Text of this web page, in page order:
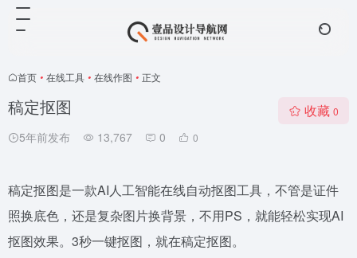
首页 • 在线工具 • 在线作图 • 正文
稿定抠图
5年前发布 13,767 0 0
收藏 0
稿定抠图是一款AI人工智能在线自动抠图工具，不管是证件
照换底色，还是复杂图片换背景，不用PS，就能轻松实现AI
抠图效果。3秒一键抠图，就在稿定抠图。